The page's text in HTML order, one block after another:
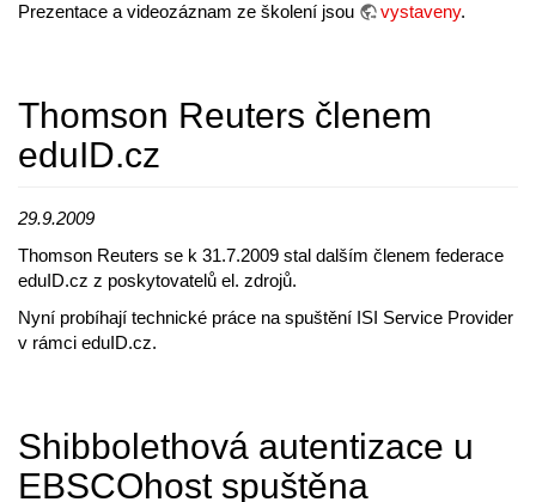
Prezentace a videozáznam ze školení jsou
vystaveny.
Thomson Reuters členem
eduID.cz
29.9.2009
Thomson Reuters se k 31.7.2009 stal dalším členem federace
eduID.cz z poskytovatelů el. zdrojů.
Nyní probíhají technické práce na spuštění ISI Service Provider
v rámci eduID.cz.
Shibbolethová autentizace u
EBSCOhost spuštěna